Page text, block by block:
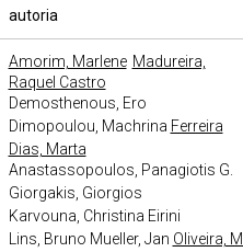
autoria
Amorim, Marlene Madureira,
Raquel Castro
Demosthenous, Ero
Dimopoulou, Machrina Ferreira
Dias, Marta
Anastassopoulos, Panagiotis G.
Giorgakis, Giorgios
Karvouna, Christina Eirini
Lins, Bruno Mueller, Jan Oliveira, M.